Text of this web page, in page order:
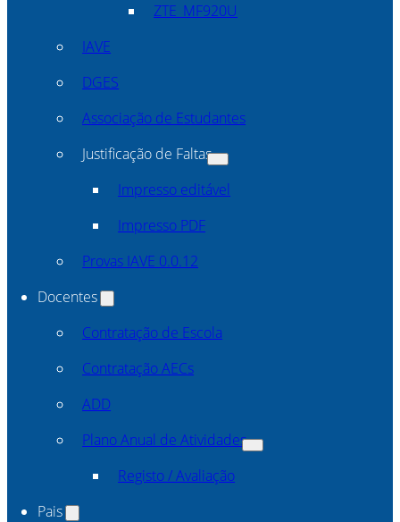
ZTE_MF920U
IAVE
DGES
Associação de Estudantes
Justificação de Faltas
Impresso editável
Impresso PDF
Provas IAVE 0.0.12
Docentes
Contratação de Escola
Contratação AECs
ADD
Plano Anual de Atividades
Registo / Avaliação
Pais